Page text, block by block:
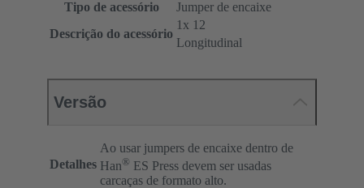
Tipo de acessório
Jumper de encaixe
Descrição do acessório
1x 12
Longitudinal
Versão
Detalhes
Ao usar jumpers de encaixe dentro de
Han® ES Press devem ser usadas
carcaças de formato alto.